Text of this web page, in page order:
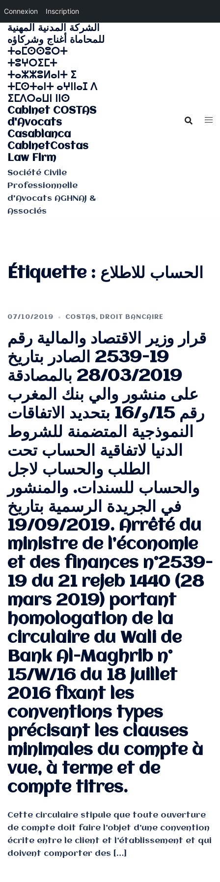
Connexion Inscription
Aller
au
contenu
الشركة المدنية المهنية
للمحاماة أغناج وشركاؤه
ⵜⴰⵎⵙⵙⵓⵔⵜ
ⵜⵓⵖⵔⵉⵎⵜ
ⵜⴰⵣⵣⵓⵍⴰⵏⵜ ⵉ
ⵜⵎⵙⵜⴰⵏⵜ ⴰⵖⵏⵏⴰⵊ ⴷ
ⵉⵎⴷⵔⴰⵡⵏ ⵏⵏⵙ
Cabinet COSTAS
d'Avocats
Casablanca
CabinetCostas
Law Firm
Société Civile
Professionnelle
d'Avocats AGHNAJ &
Associés
Étiquette : الحساب للاطلاع
07/10/2019 COSTAS, DROIT BANCAIRE
قرار وزير الاقتصاد والمالية رقم
19-2539 الصادر بتاريخ
28/03/2019 بالمصادقة
على منشور والي بنك المغرب
رقم 15/و/16 بتحديد الاتفاقات
النموذجية المتضمنة للشروط
الدنيا لاتفاقية الحساب تحت
الطلب والحساب لاجل
والحساب للسندات. والمنشور
في الجريدة الرسمية بتاريخ
19/09/2019. Arrêté du
ministre de l’économie
et des finances n°2539-
19 du 21 rejeb 1440 (28
mars 2019) portant
homologation de la
circulaire du Wali de
Bank Al-Maghrib n°
15/W/16 du 18 juillet
2016 fixant les
conventions types
précisant les clauses
minimales du compte à
vue, à terme et de
compte titres.
Cette circulaire stipule que toute ouverture
de compte doit faire l’objet d’une convention
écrite entre le client et l’établissement et qui
doivent comporter des […]